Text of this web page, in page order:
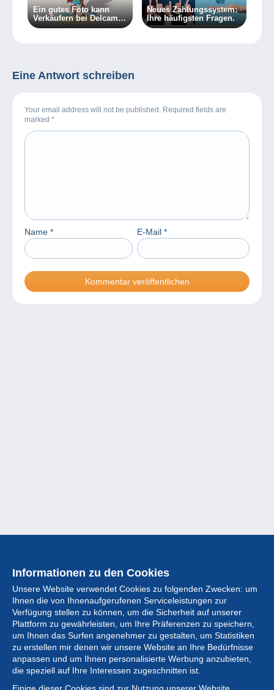
Ein gutes Foto kann
Verkäufern bei Delcampe
zu mehr Erfolg verhelfen
Neues Zahlungssystem:
Ihre häufigsten Fragen.
Eine Antwort schreiben
Your email address will not be published. Required fields are
marked *
Name * E-Mail *
Informationen zu den Cookies
Unsere Website verwendet Cookies zu folgenden Zwecken: um
Ihnen die von Ihnenaufgerufenen Serviceleistungen zur
Verfügung stellen zu können, um die Sicherheit auf unserer
Plattform zu gewährleisten, um Ihre Präferenzen zu speichern,
um Ihnen das Surfen angenehmer zu gestalten, um Statistiken
zu erstellen mir denen wir unsere Website an Ihre Bedürfnisse
anpassen und um Ihnen personalisierte Werbung anzubieten,
die speziell auf Ihre Interessen zugeschnitten ist.
Sammlung